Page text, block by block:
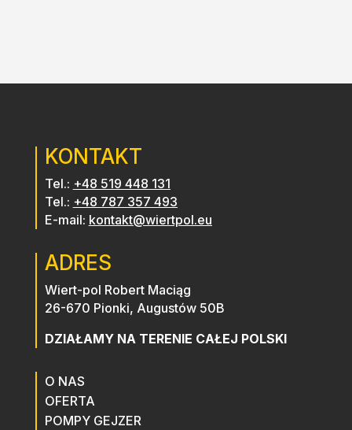
końca panowie uśmiechnięci i
KONTAKT
Tel.: +48 519 448 131
Tel.: +48 787 357 493
E-mail: kontakt@wiertpol.eu
ADRES
Wiert-pol Robert Maciąg
26-670 Pionki, Augustów 50B
DZIAŁAMY NA TERENIE CAŁEJ POLSKI
O NAS
OFERTA
POMPY GEJZER